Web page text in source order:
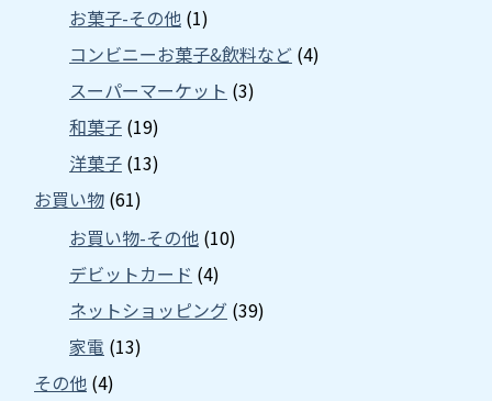
お菓子-その他 (1)
コンビニーお菓子&飲料など (4)
スーパーマーケット (3)
和菓子 (19)
洋菓子 (13)
お買い物 (61)
お買い物-その他 (10)
デビットカード (4)
ネットショッピング (39)
家電 (13)
その他 (4)